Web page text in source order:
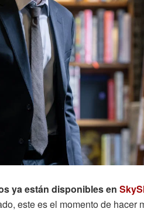
ya están disponibles en
este es el momento de hacer